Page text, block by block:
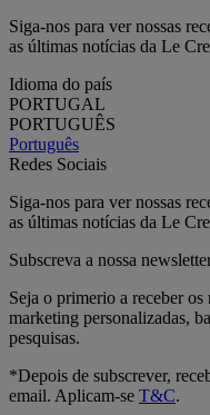
Siga-nos para ver nossas
as últimas notícias da Le
Idioma do país
PORTUGAL
PORTUGUÊS
Português
Redes Sociais
Siga-nos para ver nossas
as últimas notícias da Le
Subscreva a nossa
Seja o primerio a receber os
marketing personalizadas,
pesquisas.
*Depois de subscrever,
email. Aplicam-se T&C.